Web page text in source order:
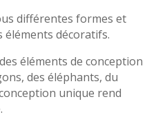
différentes formes et
décoratifs.
éléments de conception
des éléphants, du
unique rend